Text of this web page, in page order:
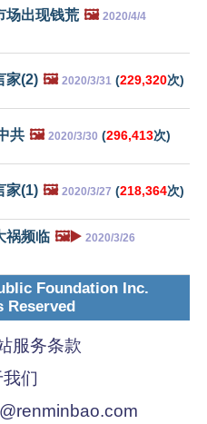
场出现钱荒 🖼️ 2020/4/4
家(2) 🖼️ 2020/3/31 (229,320次)
共 🖼️ 2020/3/30 (296,413次)
家(1) 🖼️ 2020/3/27 (218,364次)
祸频临 🖼️▶️ 2020/3/26
Foundation Inc.
Reserved
服务条款
们